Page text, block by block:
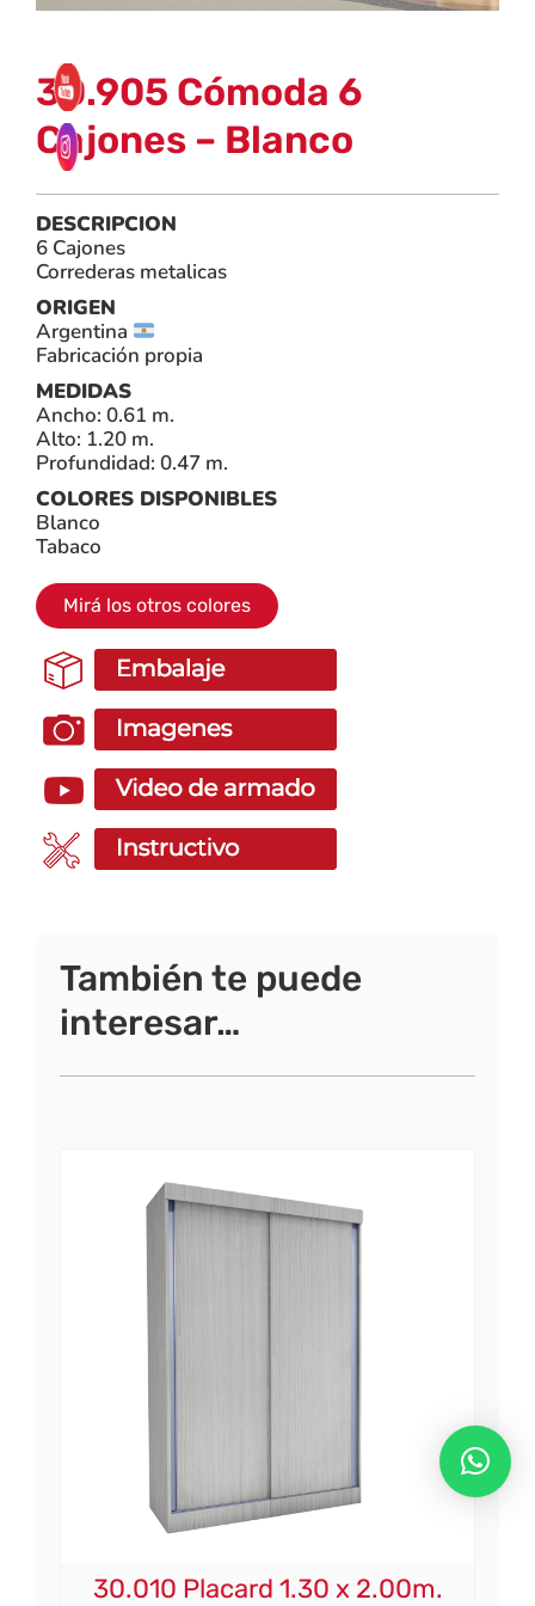
30.905 Cómoda 6
Cajones – Blanco
DESCRIPCION
6 Cajones
Correderas metalicas
ORIGEN
Argentina
Fabricación propia
MEDIDAS
Ancho: 0.61 m.
Alto: 1.20 m.
Profundidad: 0.47 m.
COLORES DISPONIBLES
Blanco
Tabaco
Mirá los otros colores
También te puede
interesar…
30.010 Placard 1.30 x 2.00m.